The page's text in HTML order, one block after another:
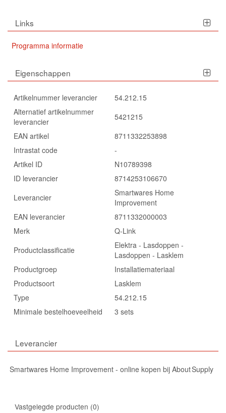
Links
Programma informatie
Eigenschappen
Artikelnummer leverancier
54.212.15
Alternatief artikelnummer
leverancier
5421215
EAN artikel
8711332253898
Intrastat code
-
Artikel ID
N10789398
ID leverancier
8714253106670
Leverancier
Smartwares Home
Improvement
EAN leverancier
8711332000003
Merk
Q-Link
Productclassificatie
Elektra - Lasdoppen -
Lasdoppen - Lasklem
Productgroep
Installatiemateriaal
Productsoort
Lasklem
Type
54.212.15
Minimale bestelhoeveelheid
3 sets
Leverancier
Smartwares Home Improvement - online kopen bij About Supply
Vastgelegde producten 0